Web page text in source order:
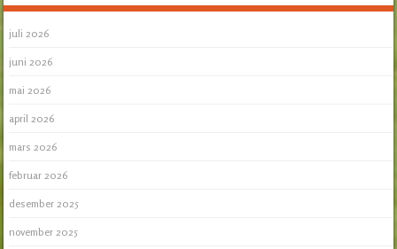
juli 2026
juni 2026
mai 2026
april 2026
mars 2026
februar 2026
desember 2025
november 2025